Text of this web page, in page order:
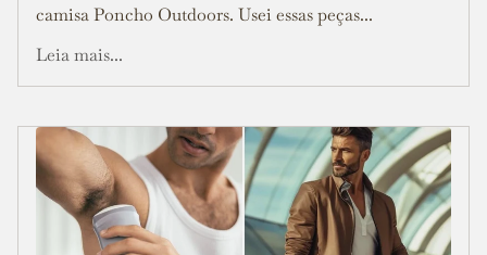
camisa Poncho Outdoors. Usei essas peças...
Leia mais...